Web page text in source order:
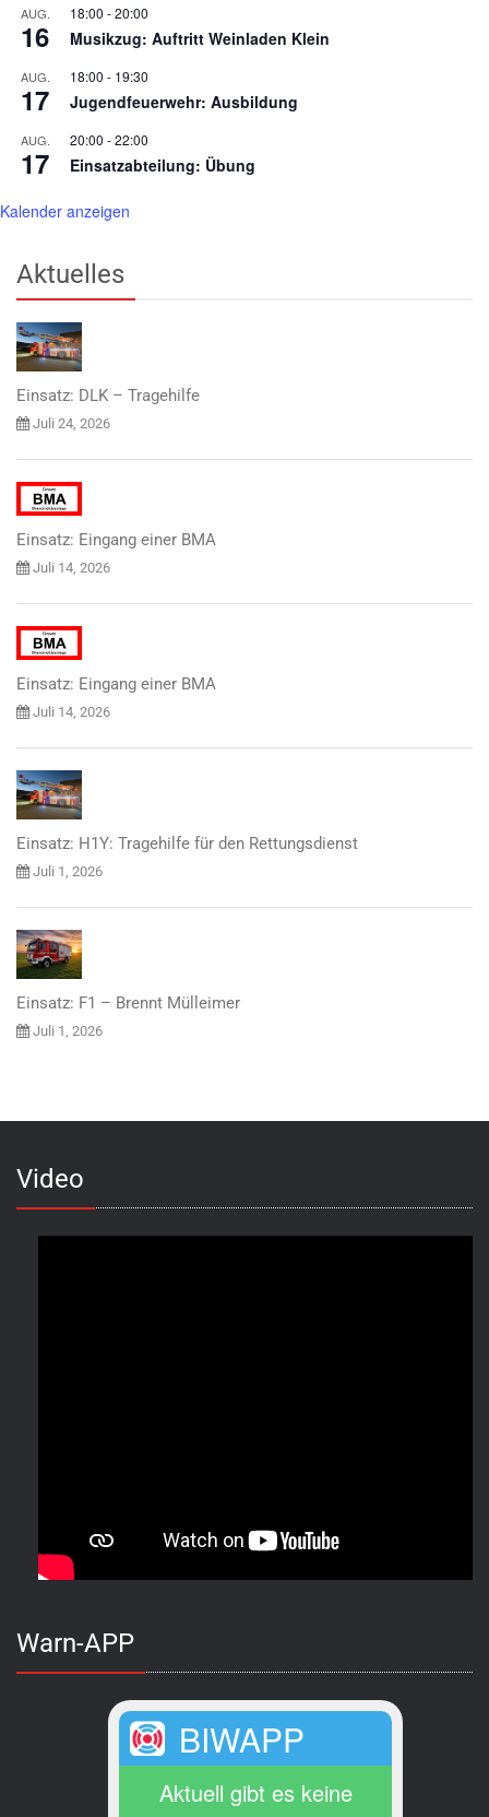
AUG.
16
18:00 -20:00
Musikzug: Auftritt Weinladen Klein
AUG.
17
18:00 - 19:30
Jugendfeuerwehr: Ausbildung
AUG.
17
20:00 -22:00
Einsatzabteilung: Übung
Kalender anzeigen
Aktuelles
Einsatz: DLK – Tragehilfe
Juli 24, 2026
Einsatz: Eingang einer BMA
Juli 14, 2026
Einsatz: Eingang einer BMA
Juli 14, 2026
Einsatz: H1Y: Tragehilfe für den Rettungsdienst
Juli 1, 2026
Einsatz: F1 – Brennt Mülleimer
Juli 1, 2026
Video
Warn-APP
BIWAPP
Aktuell gibt es keine